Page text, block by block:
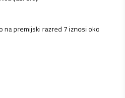
na premijski razred 7 iznosi oko